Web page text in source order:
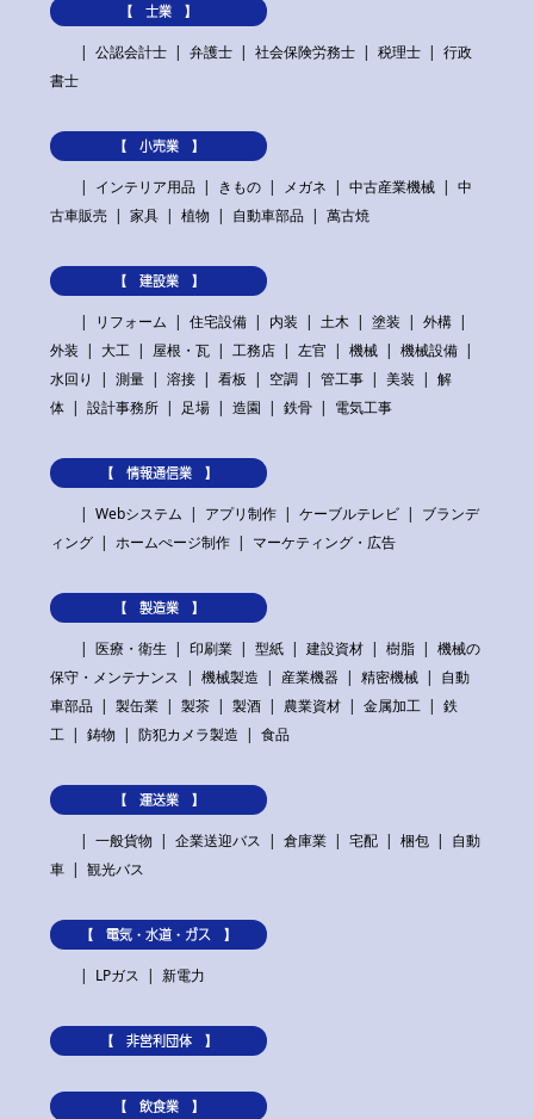
【 士業 】
公認会計士
弁護士 社会保険労務士 税理士
行政
書士
【 小売業 】
インテリア用品
きもの メガネ 中古産業機械
中
古車販売
家具 植物 自動車部品 萬古焼
【 建設業 】
リフォーム
住宅設備 内装 土木 塗装
外構
外装
大工 屋根・瓦 工務店 左官 機械
機械設備
水回り
測量 溶接 看板 空調 管工事 美装
解
体
設計事務所 足場 造園 鉄骨 電気工事
【 情報通信業 】
Webシステム
アプリ制作 ケーブルテレビ
ブランデ
ィング
ホームぺージ制作 マーケティング・広告
【 製造業 】
医療・衛生
印刷業 型紙 建設資材 樹脂
機械の
保守・メンテナンス
機械製造 産業機器 精密機械
自動
車部品
製缶業 製茶 製酒 農業資材 金属加工
鉄
工
鋳物 防犯カメラ製造 食品
【 運送業 】
一般貨物
企業送迎バス 倉庫業 宅配 梱包
自動
車
観光バス
【 電気・水道・ガス 】
LPガス
新電力
【 非営利団体 】
【 飲食業 】